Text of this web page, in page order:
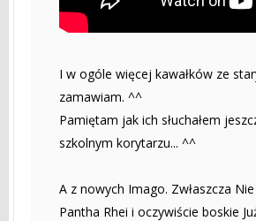
I w ogóle więcej kawałków ze
zamawiam. ^^
Pamiętam jak ich słuchałem
szkolnym korytarzu... ^^
A z nowych Imago. Zwłaszcza
Pantha Rhei i oczywiście boskie